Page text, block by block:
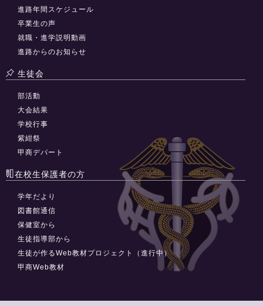
進路年間スケジュール
卒業生の声
就職・進学説明動画
進路からのお知らせ
生徒会
部活動
大会結果
学校行事
紫紺祭
甲商デパート
在校生保護者の方
学年だより
図書館通信
保健室から
生徒指導部から
生徒が作るWeb教材プロジェクト（進行中）
甲商Web教材